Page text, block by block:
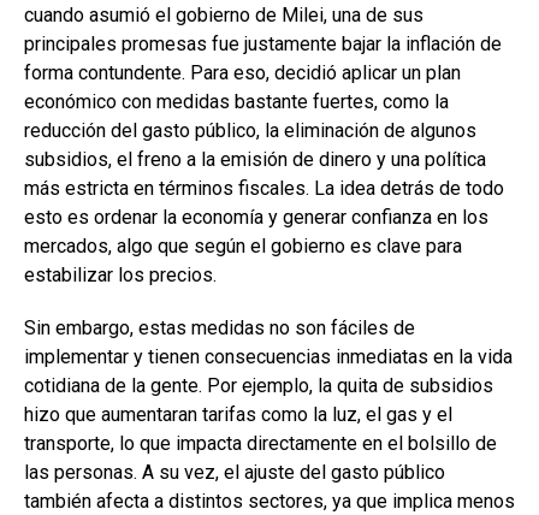
cuando asumió el gobierno de Milei, una de sus
principales promesas fue justamente bajar la inflación de
forma contundente. Para eso, decidió aplicar un plan
económico con medidas bastante fuertes, como la
reducción del gasto público, la eliminación de algunos
subsidios, el freno a la emisión de dinero y una política
más estricta en términos fiscales. La idea detrás de todo
esto es ordenar la economía y generar confianza en los
mercados, algo que según el gobierno es clave para
estabilizar los precios.
Sin embargo, estas medidas no son fáciles de
implementar y tienen consecuencias inmediatas en la vida
cotidiana de la gente. Por ejemplo, la quita de subsidios
hizo que aumentaran tarifas como la luz, el gas y el
transporte, lo que impacta directamente en el bolsillo de
las personas. A su vez, el ajuste del gasto público
también afecta a distintos sectores, ya que implica menos